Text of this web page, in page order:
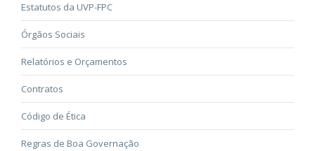
Estatutos da UVP-FPC
Órgãos Sociais
Relatórios e Orçamentos
Contratos
Código de Ética
Regras de Boa Governação